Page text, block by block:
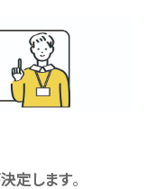
定します。